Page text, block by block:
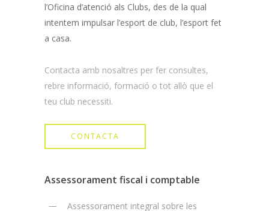
l’Oficina d’atenció als Clubs, des de la qual
intentem impulsar l’esport de club, l’esport fet
a casa.
Contacta amb nosaltres per fer consultes,
rebre informació, formació o tot allò que el
teu club necessiti.
CONTACTA
Assessorament fiscal i comptable
Assessorament integral sobre les